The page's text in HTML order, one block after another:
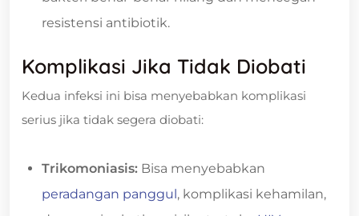
resistensi antibiotik.
Komplikasi Jika Tidak Diobati
Kedua infeksi ini bisa menyebabkan komplikasi
serius jika tidak segera diobati:
Trikomoniasis: Bisa menyebabkan
peradangan panggul, komplikasi kehamilan,